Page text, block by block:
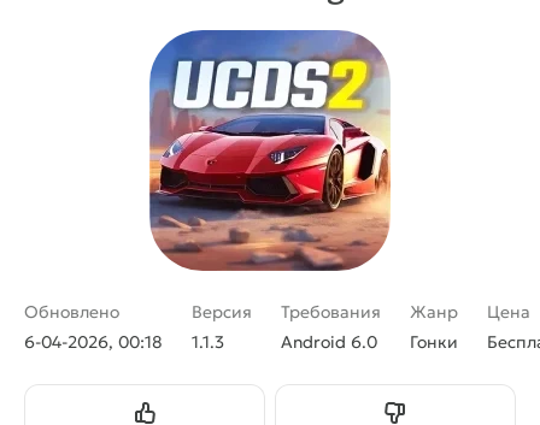
Обновлено
6-04-2026, 00:18
Версия
1.1.3
Требования
Android 6.0
Жанр
Гонки
Цена